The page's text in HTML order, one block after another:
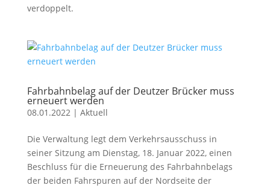
verdoppelt.
Fahrbahnbelag auf der Deutzer Brücker muss
erneuert werden
08.01.2022| Aktuell
Die Verwaltung legt dem Verkehrsausschuss in
seiner Sitzung am Dienstag, 18. Januar 2022, einen
Beschluss für die Erneuerung des Fahrbahnbelags
der beiden Fahrspuren auf der Nordseite der